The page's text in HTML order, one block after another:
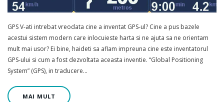
GPS V-ati intrebat vreodata cine a inventat GPS-ul? Cine a pus bazele
acestui sistem modern care inlocuieste harta si ne ajuta sa ne orientam
mult mai usor? Ei bine, haideti sa aflam impreuna cine este inventatorul
GPS-ului si cum a fost dezvoltata aceasta inventie. “Global Positioning
System” (GPS), in traducere…
MAI MULT